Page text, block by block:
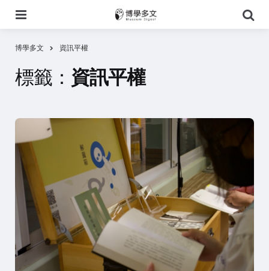
尋
博學多文 資訊平權
標籤： 資訊平權